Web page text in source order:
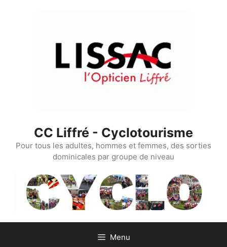
CC Liffré - Cyclotourisme
Pour tous les adultes, hommes et femmes, des sorties
dominicales par groupe de niveau
Menu